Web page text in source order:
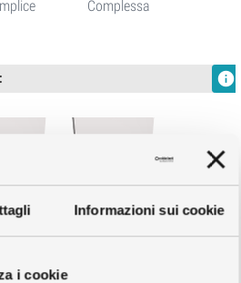
Informazioni sui cookie
i cookie
Complessa
info
Singolo Plexi Doppio